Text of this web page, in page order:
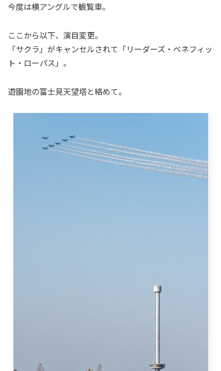
今度は横アングルで観覧車。
ここから以下、演目変更。
「サクラ」がキャンセルされて「リーダーズ・ベネフィッ
ト・ローパス」。
遊園地の富士見天望塔と絡めて。